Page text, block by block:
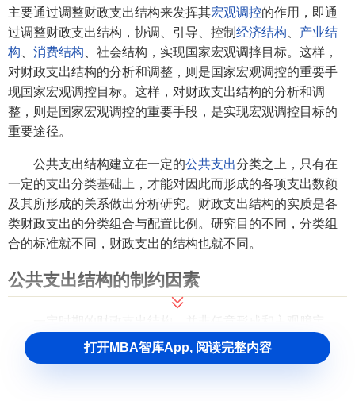
主要通过调整财政支出结构来发挥其宏观调控的作用，即通
过调整财政支出结构，协调、引导、控制 经济结构
产业结
构
消费结构 、社会结构，实现国家宏观调摔目标。这样，
对财政支出结构的分析和调整，则是国家宏观调控的重要手
现国家宏观调控目标。这样，对财政支出结构的分析和调
整，则是国家宏观调控的重要手段，是实现宏观调控目标的
重要途径。
公共支出结构建立在一定的公共支出分类之上，只有在
一定的支出分类基础上，才能对因此而形成的各项支出数额
及其所形成的关系做出分析研究。财政支出结构的实质是各
类财政支出的分类组合与配置比例。研究目的不同，分类组
合的标准就不同，财政支出的结构也就不同。
公共支出结构的制约因素
的，而是受政治、经济等多种因素制约的。影响财政支出结
构的因素主要有以下几个方面。
打开MBA智库App, 阅读完整内容